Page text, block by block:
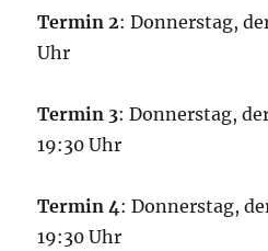
Termin 2: Donnerstag,
Uhr
Termin 3: Donnerstag,
19:30 Uhr
Termin 4: Donnerstag,
19:30 Uhr